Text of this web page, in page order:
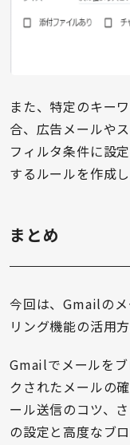
また、特定のキー
合、広告メールや
フィルタ条件に設
するルールを作成し
まとめ
今回は、Gmailの
リング機能の活用
Gmailでメールを
クされたメールの
ール送信のコツ、
の設定と高度なブ